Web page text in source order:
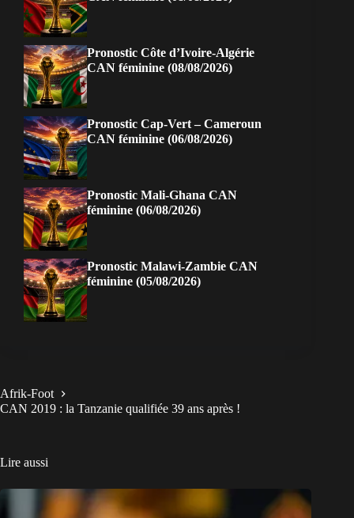
Pronostic Côte d’Ivoire-Algérie
CAN féminine (08/08/2026)
Pronostic Cap-Vert – Cameroun
CAN féminine (06/08/2026)
Pronostic Mali-Ghana CAN
féminine (06/08/2026)
Pronostic Malawi-Zambie CAN
féminine (05/08/2026)
Afrik-Foot
CAN 2019 : la Tanzanie qualifiée 39 ans après !
Lire aussi